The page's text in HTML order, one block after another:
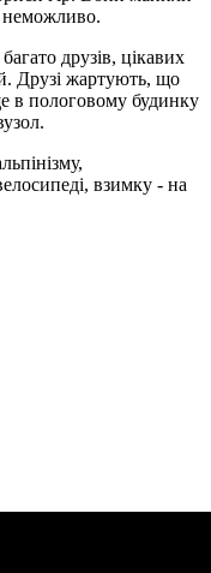
неможливо.
друзів, цікавих
Друзі жартують, що
в пологовому будинку
взимку - на